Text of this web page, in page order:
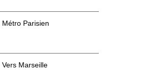
Métro Parisien
Vers Marseille